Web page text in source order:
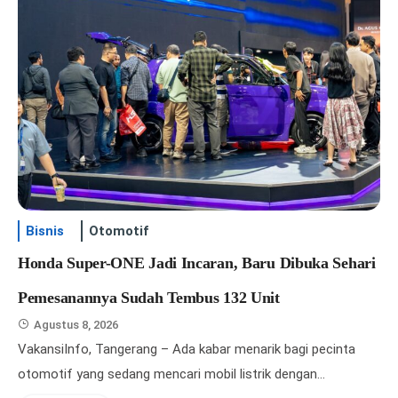
berkumpul, bersantai, sekaligus memperluas jaringan
profesional. Program yang menjadi bagian dari Friday Social
Series ini akan berlangsung perdana pada Jumat, 7 Agustus…
Agustus 7, 2026 1 Min Read
Gaya Hidup
Pullman Jakarta Central Park
Hadirkan One Step Closer Wedding
Open House Bersama 20+ Vendor
Pernikahan
Rayakan Hari Anak Nasional 2026,
MILKU Ajak 4.000 Siswa di
Surabaya Eksplorasi Bakat dan
Agustus 8, 2026
Bisnis Otomotif
Honda Super-ONE Jadi Incaran, Baru Dibuka Sehari
Pemesanannya Sudah Tembus 132 Unit
Agustus 8, 2026
VakansiInfo, Tangerang – Ada kabar menarik bagi pecinta
otomotif yang sedang mencari mobil listrik dengan…